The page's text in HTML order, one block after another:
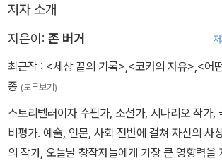
에 그 생각을 표현하는 방식은 또 어떻게 변해 왔
망할 수 있다.
저자 소개
지은이: 존 버거
최근작 : <세상 끝의 기록> <코커의 자유> <어
종 (모두보기)
스토리텔러이자 수필가, 소설가, 시나리오 작가,
비평가. 예술, 인문, 사회 전반에 걸쳐 자신의 사
의 작가, 오늘날 창작자들에게 가장 큰 영향력을